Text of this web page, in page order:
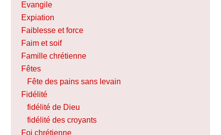
Evangile
Expiation
Faiblesse et force
Faim et soif
Famille chrétienne
Fêtes
Fête des pains sans levain
Fidélité
fidélité de Dieu
fidélité des croyants
Foi chrétienne